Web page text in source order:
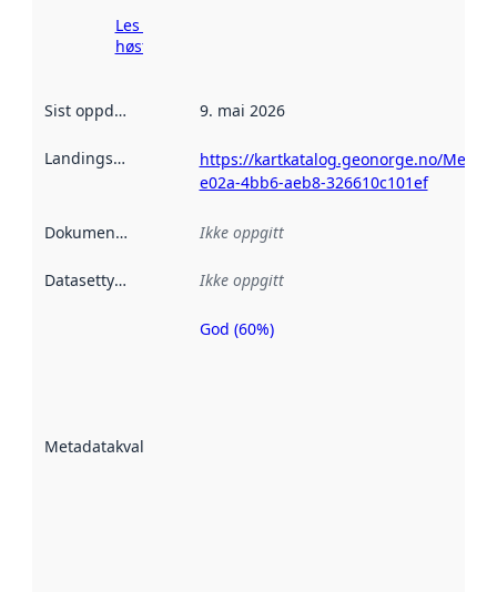
Les mer om
høsting her
Sist oppdatert 9. mai 2026
Landingsside
https://kartkatalog.geonorge.no/
e02a-4bb6-aeb8-326610c101ef
Dokumentasjon Ikke oppgitt
Datasettype Ikke oppgitt
Metadatakvalitet
Metadatakvalitet
God (60%)